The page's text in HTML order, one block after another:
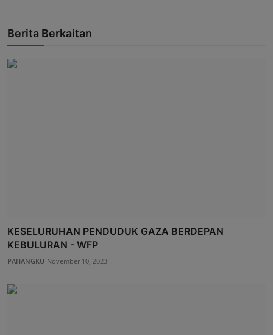
Berita Berkaitan
KESELURUHAN PENDUDUK GAZA BERDEPAN
KEBULURAN - WFP
PAHANGKU November 10, 2023